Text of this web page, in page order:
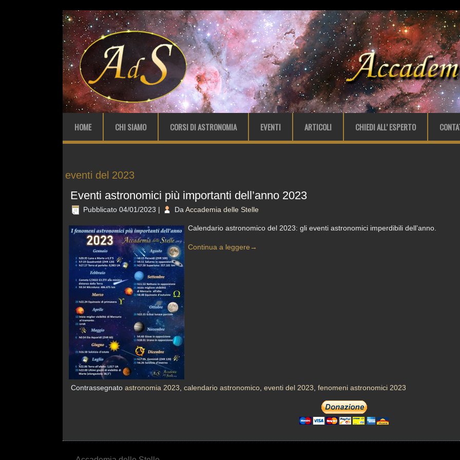
HOME CHI SIAMO CORSI DI ASTRONOMIA EVENTI ARTICOLI CHIEDI ALL’ ESPERTO
eventi del 2023
Eventi astronomici più importanti dell’anno 2023
Pubblicato 04/01/2023 | Da Accademia delle Stelle
Calendario astronomico del 2023: gli eventi astronomici imperdibili dell’anno.
Continua a leggere →
Contrassegnato astronomia 2023, calendario astronomico, eventi del 2023, fenomeni astronomici 2023